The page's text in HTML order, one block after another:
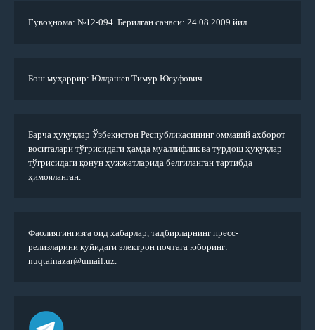
Гувоҳнома: №12-094. Берилган санаси: 24.08.2009 йил.
Бош муҳаррир: Юлдашев Тимур Юсуфович.
Барча ҳуқуқлар Ўзбекистон Республикасининг оммавий ахборот
воситалари тўғрисидаги ҳамда муаллифлик ва турдош ҳуқуқлар
тўғрисидаги қонун ҳужжатларида белгиланган тартибда
ҳимояланган.
Фаолиятингизга оид хабарлар, тадбирларнинг пресс-
релизларини қуйидаги электрон почтага юборинг:
nuqtainazar@umail.uz.